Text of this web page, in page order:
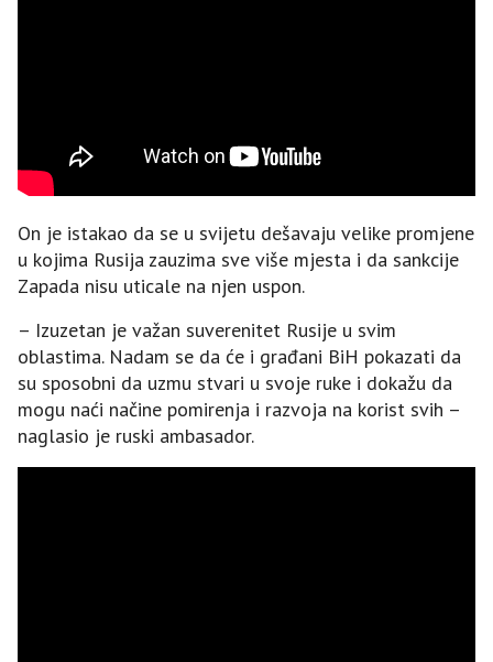
On je istakao da se u svijetu dešavaju velike promjene
u kojima Rusija zauzima sve više mjesta i da sankcije
Zapada nisu uticale na njen uspon.
– Izuzetan je važan suverenitet Rusije u svim
oblastima. Nadam se da će i građani BiH pokazati da
su sposobni da uzmu stvari u svoje ruke i dokažu da
mogu naći načine pomirenja i razvoja na korist svih –
naglasio je ruski ambasador.